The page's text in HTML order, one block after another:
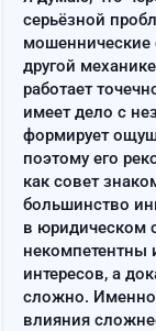
серьёзной
мошеннические
другой
работает
имеет дело с
формирует
поэтому его
как совет
большинство
в юридическом
некомпетентны
интересов, а
сложно. Именно
влияния